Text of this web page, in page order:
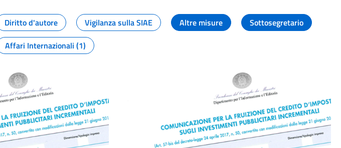
Diritto d'autore Vigilanza sulla SIAE Altre misure
Sottosegretario
Affari Internazionali (1)